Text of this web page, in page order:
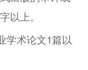
以上。
学术论文1篇以